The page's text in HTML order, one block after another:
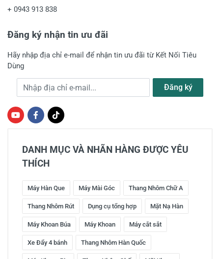
+ 0943 913 838
Đăng ký nhận tin ưu đãi
Hãy nhập địa chỉ e-mail để nhận tin ưu đãi từ Kết Nối Tiêu
Dùng
Địa chỉ e-mail Đăng ký
DANH MỤC VÀ NHÃN HÀNG ĐƯỢC YÊU
THÍCH
Máy Hàn Que Máy Mài Góc Thang Nhôm Chữ A
Thang Nhôm Rút Dụng cụ tổng hợp Mặt Nạ Hàn
Máy Khoan Búa Máy Khoan Máy cắt sắt
Xe Đẩy 4 bánh Thang Nhôm Hàn Quốc